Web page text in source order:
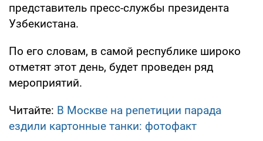
представитель пресс-службы президента
Узбекистана.
По его словам, в самой республике широко
отметят этот день, будет проведен ряд
мероприятий.
Читайте: В Москве на репетиции парада
ездили картонные танки: фотофакт